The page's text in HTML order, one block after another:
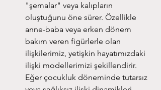
"şemalar" veya kalıpların
oluştuğunu öne sürer. Özellikle
anne-baba veya erken dönem
bakım veren figürlerle olan
ilişkilerimiz, yetişkin hayatımızdaki
ilişki modellerimizi şekillendirir.
Eğer çocukluk döneminde tutarsız